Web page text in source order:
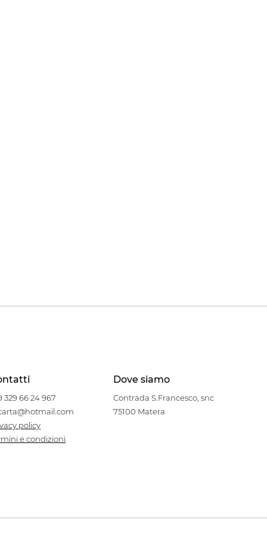
Dove siamo
329 66 24 967
policy
e condizioni
Contrada S.Francesco, snc
75100 Matera